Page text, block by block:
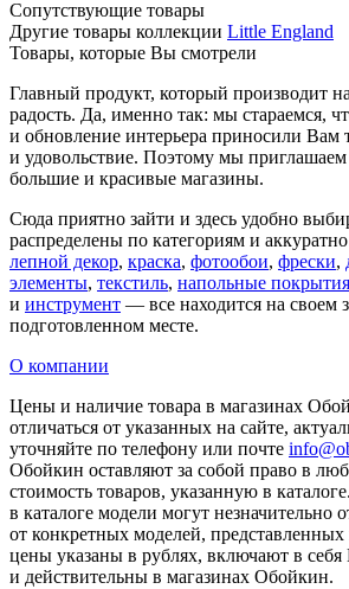
Сопутствующие товары
Другие товары коллекции Little England
Товары, которые Вы смотрели
Главный продукт, который производит
радость. Да, именно так: мы стараемся,
и обновление интерьера приносили Вам
и удовольствие. Поэтому мы приглашаем
большие и красивые магазины.
Сюда приятно зайти и здесь удобно
распределены по категориям и
лепной декор, краска, фотообои, фрески,
элементы, текстиль, напольные покрытия
и инструмент — все находится на своем
подготовленном месте.
О компании
Цены и наличие товара в магазинах
отличаться от указанных на сайте,
уточняйте по телефону или почте
Обойкин оставляют за собой право в
стоимость товаров, указанную в
в каталоге модели могут незначительно
от конкретных моделей, представленных
цены указаны в рублях, включают в
и действительны в магазинах Обойкин.